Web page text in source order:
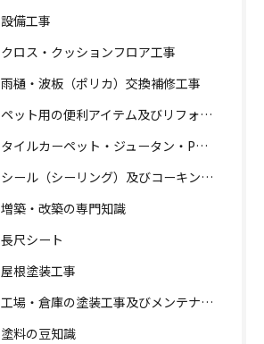
設備工事
クロス・クッションフロア工事
雨樋・波板（ポリカ）交換補修工事
ペット用の便利アイテム及びリフォーム工事
タイルカーペット・ジュータン・Pタイル・床・フローリング工事
シール（シーリング）及びコーキング工事の専門知識
増築・改築の専門知識
長尺シート
屋根塗装工事
工場・倉庫の塗装工事及びメンテナンス
塗料の豆知識